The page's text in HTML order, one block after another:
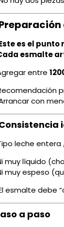
es el
esmalte
entre
con
leche
muy líquido
muy espeso
esmalte debe
a paso